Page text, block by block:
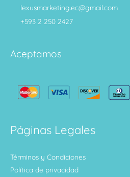
lexusmarketing.ec@gmail.com
+593 2 250 2427
Aceptamos
Páginas Legales
Términos y Condiciones
Política de privacidad